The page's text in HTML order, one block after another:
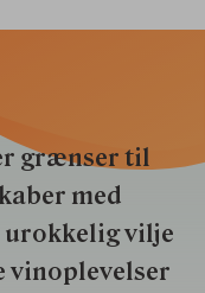
grænser til
med
urokkelig vilje
vinoplevelser